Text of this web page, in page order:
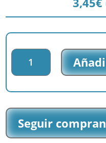
Parche
impreso
Frozen
2
Elsa
Ana
-
Seguir